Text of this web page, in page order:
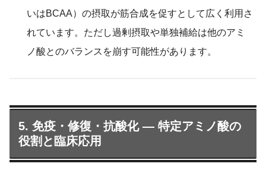
いはBCAA）の摂取が筋合成を促すとして広く利用さ
れています。ただし過剰摂取や単独補給は他のアミ
ノ酸とのバランスを崩す可能性があります。
5. 免疫・修復・抗酸化 — 特定アミノ酸の
役割と臨床応用